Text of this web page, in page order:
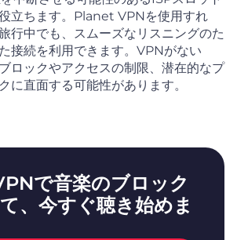
立ちます。Planet VPNを使用すれ
行中でも、スムーズなリスニングのた
接続を利用できます。VPNがない
ロックやアクセスの制限、潜在的なプ
に直面する可能性があります。
で音楽のブロック
、今すぐ聴き始めま